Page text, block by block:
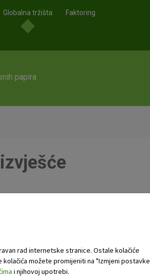
Globalna tržišta Faktoring
papira
rad internetske stranice. Ostale kolačiće
možete promijeniti na "Izmjeni postavke
i njihovoj upotrebi.